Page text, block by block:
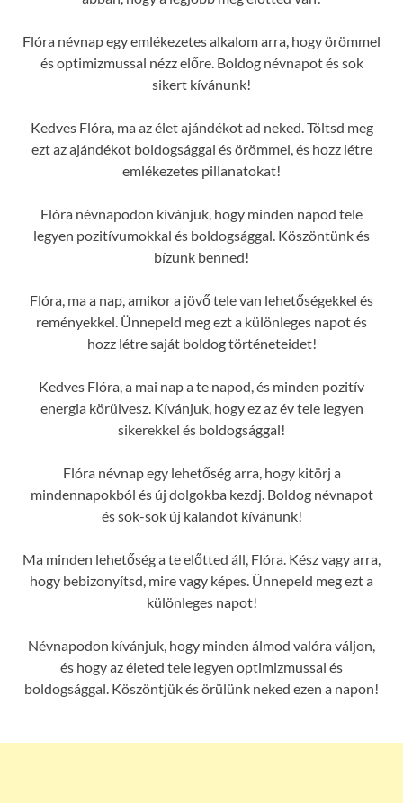
Flóra névnap egy emlékezetes alkalom arra, hogy örömmel
és optimizmussal nézz előre. Boldog névnapot és sok
sikert kívánunk!
Kedves Flóra, ma az élet ajándékot ad neked. Töltsd meg
ezt az ajándékot boldogsággal és örömmel, és hozz létre
emlékezetes pillanatokat!
Flóra névnapodon kívánjuk, hogy minden napod tele
legyen pozitívumokkal és boldogsággal. Köszöntünk és
bízunk benned!
Flóra, ma a nap, amikor a jövő tele van lehetőségekkel és
reményekkel. Ünnepeld meg ezt a különleges napot és
hozz létre saját boldog történeteidet!
Kedves Flóra, a mai nap a te napod, és minden pozitív
energia körülvesz. Kívánjuk, hogy ez az év tele legyen
sikerekkel és boldogsággal!
Flóra névnap egy lehetőség arra, hogy kitörj a
mindennapokból és új dolgokba kezdj. Boldog névnapot
és sok-sok új kalandot kívánunk!
Ma minden lehetőség a te előtted áll, Flóra. Kész vagy arra,
hogy bebizonyítsd, mire vagy képes. Ünnepeld meg ezt a
különleges napot!
Névnapodon kívánjuk, hogy minden álmod valóra váljon,
és hogy az életed tele legyen optimizmussal és
boldogsággal. Köszöntjük és örülünk neked ezen a napon!